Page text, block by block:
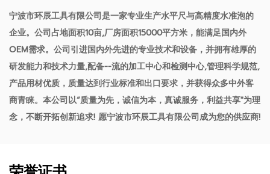
宁波市环辰工具有限公司是一家专业生产水平尺与高精度水准泡的
企业。公司占地面积10亩,厂房面积15000平方米，能满足国内外
OEM需求。公司引进国内外先进的专业技术和设备，并拥有雄厚的
研发能力和技术力量,配备--流的加工中心和检测中心,管理科学规范,
产品用材优质，质量达到行业标准和出口要求，并获得众多中外客
商青睐。本公司以“质量为先，诚信为本，真诚服务，利益共享"为理
念，不断开拓创新追求! 愿宁波市环辰工具有限公司成为您的供应商!